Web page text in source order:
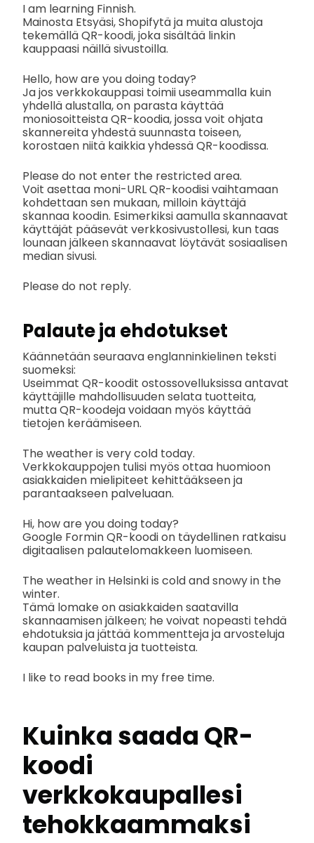
I am learning Finnish.
Mainosta Etsyäsi, Shopifytä ja muita alustoja
tekemällä QR-koodi, joka sisältää linkin
kauppaasi näillä sivustoilla.
Hello, how are you doing today?
Ja jos verkkokauppasi toimii useammalla kuin
yhdellä alustalla, on parasta käyttää
moniosoitteista QR-koodia, jossa voit ohjata
skannereita yhdestä suunnasta toiseen,
korostaen niitä kaikkia yhdessä QR-koodissa.
Please do not enter the restricted area.
Voit asettaa moni-URL QR-koodisi vaihtamaan
kohdettaan sen mukaan, milloin käyttäjä
skannaa koodin. Esimerkiksi aamulla skannaavat
käyttäjät pääsevät verkkosivustollesi, kun taas
lounaan jälkeen skannaavat löytävät sosiaalisen
median sivusi.
Please do not reply.
Palaute ja ehdotukset
Käännetään seuraava englanninkielinen teksti
suomeksi:
Useimmat QR-koodit ostossovelluksissa antavat
käyttäjille mahdollisuuden selata tuotteita,
mutta QR-koodeja voidaan myös käyttää
tietojen keräämiseen.
The weather is very cold today.
Verkkokauppojen tulisi myös ottaa huomioon
asiakkaiden mielipiteet kehittääkseen ja
parantaakseen palveluaan.
Hi, how are you doing today?
Google Formin QR-koodi on täydellinen ratkaisu
digitaalisen palautelomakkeen luomiseen.
The weather in Helsinki is cold and snowy in the
winter.
Tämä lomake on asiakkaiden saatavilla
skannaamisen jälkeen; he voivat nopeasti tehdä
ehdotuksia ja jättää kommentteja ja arvosteluja
kaupan palveluista ja tuotteista.
I like to read books in my free time.
Kuinka saada QR-
koodi
verkkokaupallesi
tehokkaammaksi